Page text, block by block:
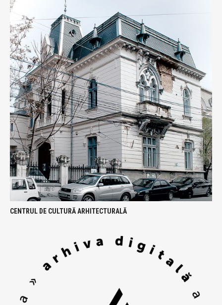
CENTRUL DE CULTURĂ ARHITECTURALĂ